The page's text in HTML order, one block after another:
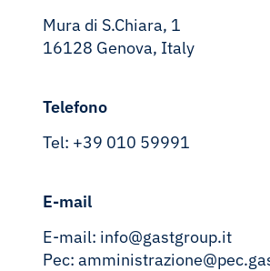
Mura di S.Chiara, 1
16128 Genova, Italy
Telefono
Tel: +39 010 59991
E-mail
E-mail: info@gastgroup.it
Pec: